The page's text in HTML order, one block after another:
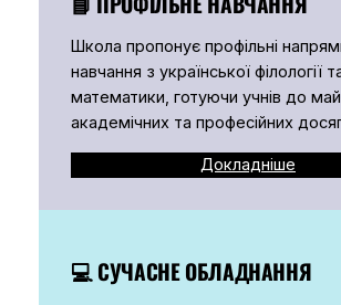
Школа пропонує профільні
навчання з української філології
математики, готуючи учнів до
академічних та професійних
Докладніше
💻СУЧАСНЕ ОБЛАДНАННЯ